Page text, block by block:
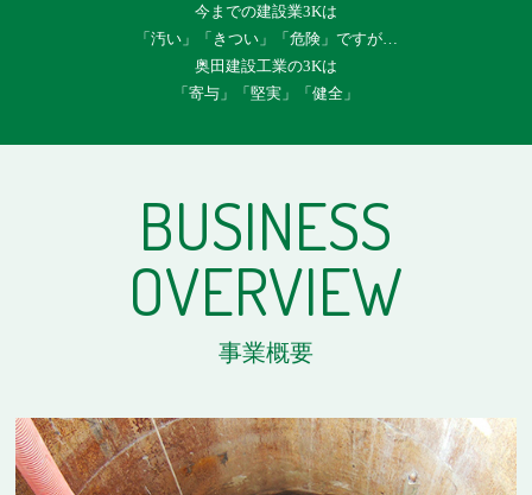
今までの建設業3Kは
「汚い」「きつい」「危険」ですが…
奥田建設工業の3Kは
「寄与」「堅実」「健全」
BUSINESS
OVERVIEW
事業概要